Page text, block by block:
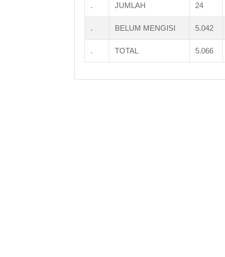
. JUMLAH 24
. BELUM MENGISI 5.042
. TOTAL 5.066